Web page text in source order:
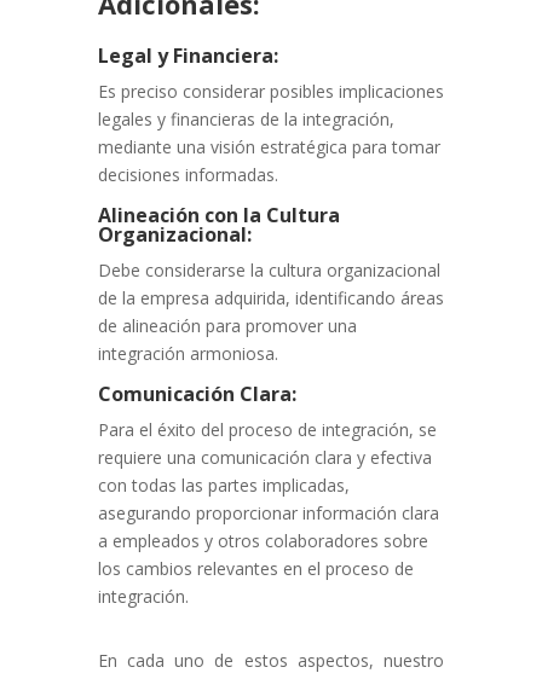
Legal y Financiera:
Es preciso considerar posibles implicaciones
legales y financieras de la integración,
mediante una visión estratégica para tomar
decisiones informadas.
Alineación con la Cultura
Organizacional:
Debe considerarse la cultura organizacional
de la empresa adquirida, identificando áreas
de alineación para promover una
integración armoniosa.
Comunicación Clara:
Para el éxito del proceso de integración, se
requiere una comunicación clara y efectiva
con todas las partes implicadas,
asegurando proporcionar información clara
a empleados y otros colaboradores sobre
los cambios relevantes en el proceso de
integración.
En cada uno de estos aspectos, nuestro